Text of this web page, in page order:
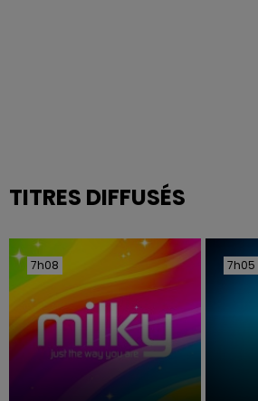
TITRES DIFFUSÉS
7h08
7h08 7h05
7h05